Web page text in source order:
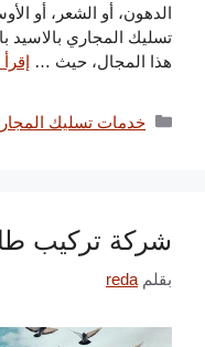
الدهون، أو الشعر، أو
تسليك المجاري
هذا المجال، حيث …
التصنيفات
خدمات تسليك
شركة تركيب
بقلم reda